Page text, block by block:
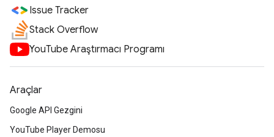
Issue Tracker
Stack Overflow
YouTube Araştırmacı Programı
Araçlar
Google API Gezgini
YouTube Player Demosu